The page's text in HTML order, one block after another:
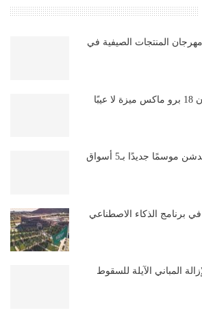
المنتجات الصيفية في
المدينة العالمية بالدمام تدشن موسمًا جديدًا بـ5 أسواق
برنامج الذكاء الاصطناعي
المباني الآيلة للسقوط